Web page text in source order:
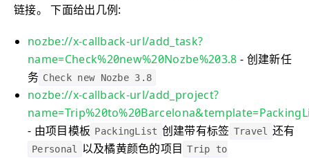
链接。 下面给出几例:
nozbe://x-callback-url/add_task?
name=Check%20new%20Nozbe%203.8 - 创建新任
务 Check new Nozbe 3.8
nozbe://x-callback-url/add_project?
- 由项目模板 PackingList 创建带有标签 Travel 还有
Personal 以及橘黄颜色的项目 Trip to